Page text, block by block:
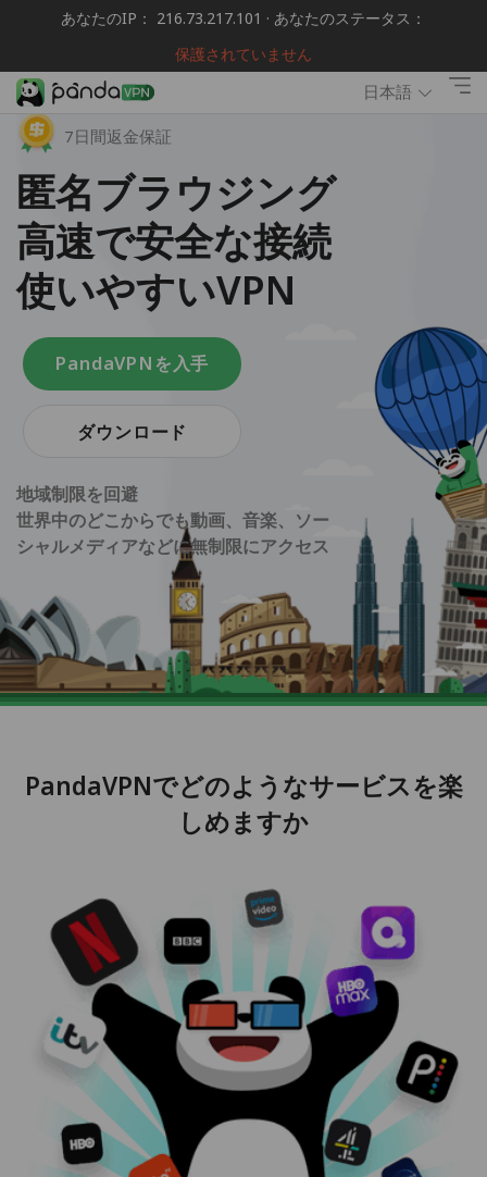
あなたのIP： 216.73.217.101 · あなたのステータス：
保護されていません
日本語
7日間返金保証
匿名ブラウジング
高速で安全な接続
使いやすいVPN
PandaVPNを入手
ダウンロード
地域制限を回避
世界中のどこからでも動画、音楽、ソー
シャルメディアなどに無制限にアクセス
PandaVPNでどのようなサービスを楽
しめますか